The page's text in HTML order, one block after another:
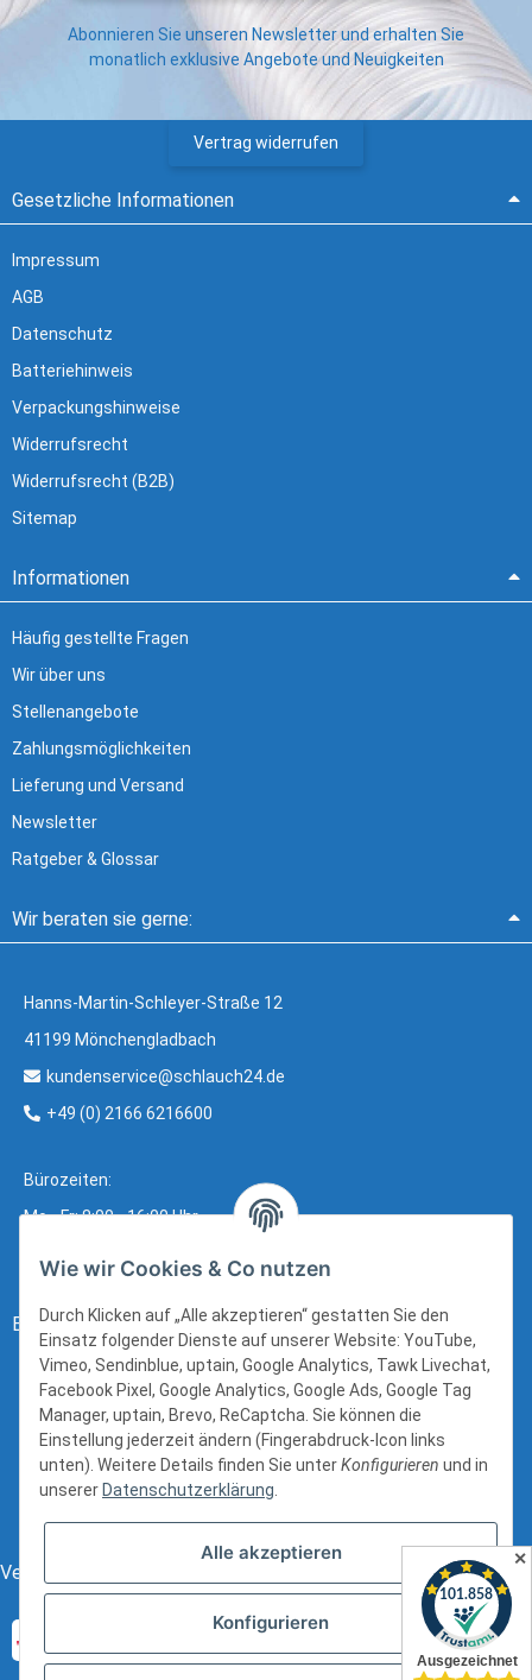
Abonnieren Sie unseren Newsletter und erhalten Sie
monatlich exklusive Angebote und Neuigkeiten
Vertrag widerrufen
Gesetzliche Informationen
Impressum
AGB
Datenschutz
Batteriehinweis
Verpackungshinweise
Widerrufsrecht
Widerrufsrecht (B2B)
Sitemap
Informationen
Häufig gestellte Fragen
Wir über uns
Stellenangebote
Zahlungsmöglichkeiten
Lieferung und Versand
Newsletter
Ratgeber & Glossar
Wir beraten sie gerne:
Hanns-Martin-Schleyer-Straße 12
41199 Mönchengladbach
kundenservice@schlauch24.de
+49 (0) 2166 6216600
Bürozeiten:
Mo - Fr: 8:00 - 16:00 Uhr
Bezahlung:
Versand:
Wie wir Cookies & Co nutzen
Durch Klicken auf „Alle akzeptieren“ gestatten Sie den
Einsatz folgender Dienste auf unserer Website: YouTube,
Vimeo, Sendinblue, uptain, Google Analytics, Tawk Livechat,
Facebook Pixel, Google Analytics, Google Ads, Google Tag
Manager, uptain, Brevo, ReCaptcha. Sie können die
Einstellung jederzeit ändern (Fingerabdruck-Icon links
unten). Weitere Details finden Sie unterKonfigurieren und in
unserer Datenschutzerklärung.
Alle akzeptieren
Konfigurieren
✕